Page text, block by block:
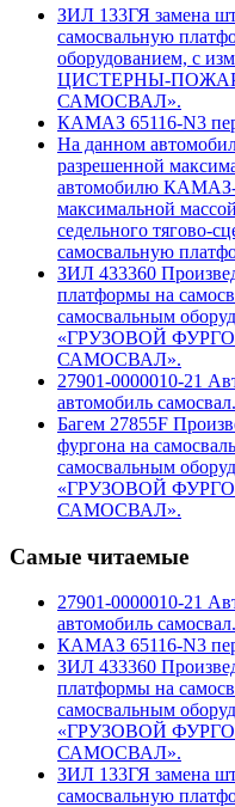
ЗИЛ 133ГЯ замена
самосвальную
оборудованием, с
ЦИСТЕРНЫ-
САМОСВАЛ».
КАМАЗ 65116-N3
На данном
разрешенной
автомобилю КАМАЗ-
максимальной
седельного тягово-
самосвальную
ЗИЛ 433360
платформы на
самосвальным
«ГРУЗОВОЙ
САМОСВАЛ».
27901-0000010-21
автомобиль самосвал.
Багем 27855F
фургона на
самосвальным
«ГРУЗОВОЙ
САМОСВАЛ».
Самые читаемые
27901-0000010-21
автомобиль самосвал.
КАМАЗ 65116-N3
ЗИЛ 433360
платформы на
самосвальным
«ГРУЗОВОЙ
САМОСВАЛ».
ЗИЛ 133ГЯ замена
самосвальную